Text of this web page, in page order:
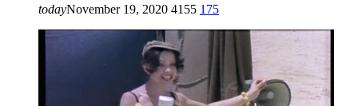
todayNovember 19, 2020 4155 175